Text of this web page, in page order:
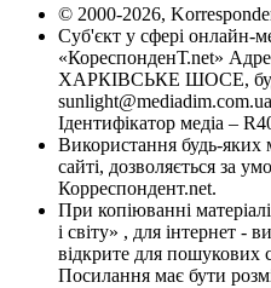
© 2000-2026,
Суб'єкт у сфері онлайн-
«КореспонденТ.net»
ХАРКІВСЬКЕ ШОСЕ,
sunlight@mediadim.com.ua
Ідентифікатор медіа –
Використання будь-яких
сайті, дозволяється за
Корреспондент.net.
При копіюванні
і світу» , для інтернет -
відкрите для пошукових
Посилання має бути